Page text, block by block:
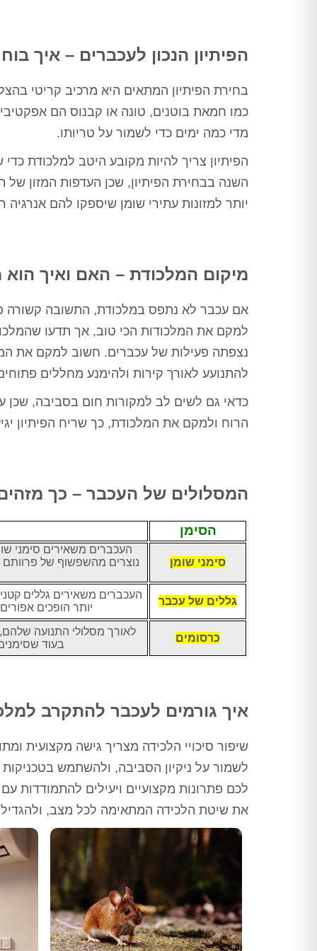
הפיתיון הנכון לעכברים – איך
בחירת הפיתיון המתאים היא מרכיב קריטי
כמו חמאת בוטנים, טונה או קבנוס הם
מדי כמה ימים כדי לשמור על טריותו.
הפיתיון צריך להיות מקובע היטב למלכודת
השנה בבחירת הפיתיון, שכן העדפות המזון
יותר למזונות עתירי שומן שיספקו להם אנרגיה
מיקום המלכודת – האם ואיך
אם עכבר לא נתפס במלכודת, התשובה קשורה
למקם את המלכודות הכי טוב, אך תדעו
נצפתה פעילות של עכברים. חשוב למקם את
להתנועע לאורך קירות ולהימנע מחללים
כדאי גם לשים לב למקורות חום בסביבה, שכן
הרוח ולמקם את המלכודת, כך שריח הפיתיון
המסלולים של העכבר – כך
הסימן
סימני שומן
העכברים משאירים סימני
נוצרים מהשפשוף של
גללים של עכבר
העכברים משאירים גללים
יותר הופכים
כרסומים
לאורך מסלולי התנועה
בעוד
איך גורמים לעכבר להתקרב
שיפור סיכויי הלכידה מצריך גישה מקצועית
לשמור על ניקיון הסביבה, ולהשתמש
לכם פתרונות מקצועיים ויעילים להתמודדות
את שיטת הלכידה המתאימה לכל מצב,
שמתרוצצות בחדר מדרגות, אין
חולדה שמחכה בחדר אשפה, פשוט
תודה ערן, בטוחה שנתראה בשנה
הבאה